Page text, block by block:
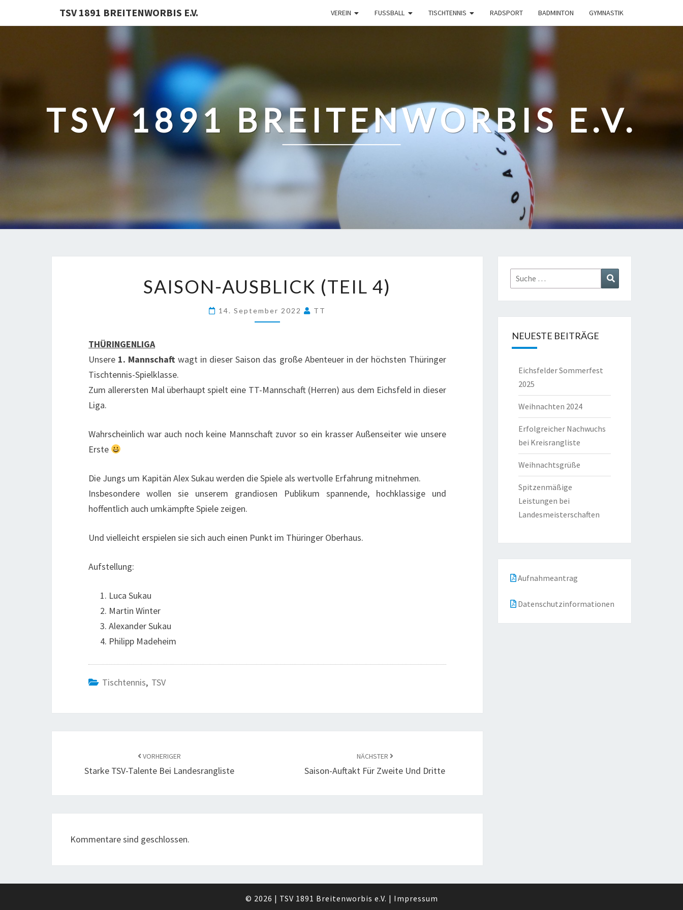
TSV 1891 BREITENWORBIS E.V. VEREIN FUSSBALL TISCHTENNIS RADSPORT BADMINTON GYMNASTIK
TSV 1891 BREITENWORBIS E.V.
AUSBLICK
SAISON-AUSBLICK (TEIL 4)
14. September 2022 TT
THÜRINGENLIGA
Unsere 1. Mannschaft wagt in dieser Saison das große Abenteuer in der höchsten Thüringer
Tischtennis-Spielklasse.
Zum allerersten Mal überhaupt spielt eine TT-Mannschaft (Herren) aus dem Eichsfeld in dieser
Liga.
Wahrscheinlich war auch noch keine Mannschaft zuvor so ein krasser Außenseiter wie unsere
Erste
Die Jungs um Kapitän Alex Sukau werden die Spiele als wertvolle Erfahrung mitnehmen.
Insbesondere wollen sie unserem grandiosen Publikum spannende, hochklassige und
hoffentlich auch umkämpfte Spiele zeigen.
Und vielleicht erspielen sie sich auch einen Punkt im Thüringer Oberhaus.
Aufstellung:
Luca Sukau
Martin Winter
Alexander Sukau
Philipp Madeheim
Tischtennis, TSV
VORHERIGER
Starke TSV-Talente Bei Landesrangliste
NÄCHSTER
Saison-Auftakt Für Zweite Und Dritte
Kommentare sind geschlossen.
Suche
nach:
NEUESTE BEITRÄGE
Eichsfelder Sommerfest
2025
Weihnachten 2024
Erfolgreicher Nachwuchs
bei Kreisrangliste
Weihnachtsgrüße
Spitzenmäßige
Leistungen bei
Landesmeisterschaften
Aufnahmeantrag
Datenschutzinformationen
© 2026 | TSV 1891 Breitenworbis e.V. | Impressum